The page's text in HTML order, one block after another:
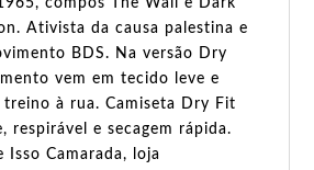
Ativista da causa palestina e
BDS. Na versão Dry
vem em tecido leve e
à rua. Camiseta Dry Fit
respirável e secagem rápida.
Isso Camarada, loja